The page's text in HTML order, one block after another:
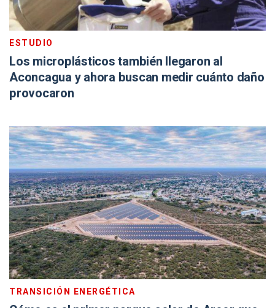
ESTUDIO
Los microplásticos también llegaron al
Aconcagua y ahora buscan medir cuánto daño
provocaron
TRANSICIÓN ENERGÉTICA